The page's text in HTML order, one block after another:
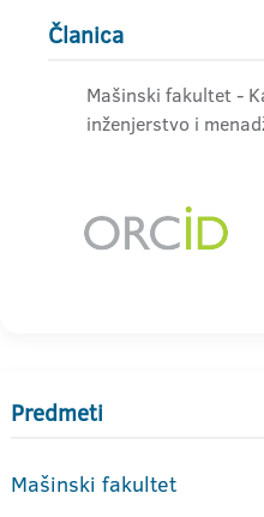
Članica
Mašinski fakultet -
inženjerstvo i
Predmeti
Mašinski fakultet